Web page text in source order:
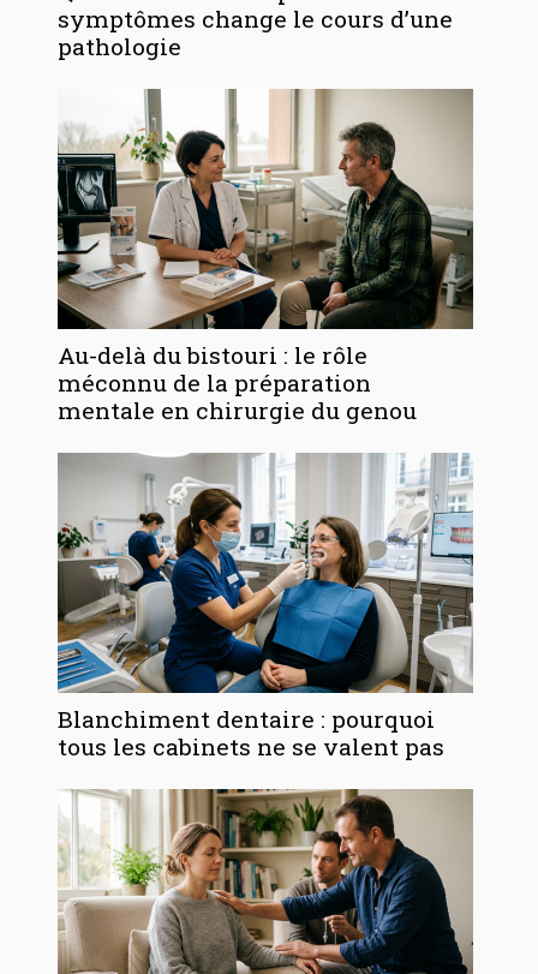
symptômes change le cours d’une
pathologie
Au-delà du bistouri : le rôle
méconnu de la préparation
mentale en chirurgie du genou
Blanchiment dentaire : pourquoi
tous les cabinets ne se valent pas